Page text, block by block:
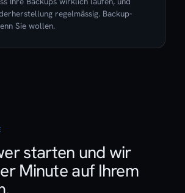
regelmässig. Backup-
Sie wollen.
starten und wir
Minute auf Ihrem